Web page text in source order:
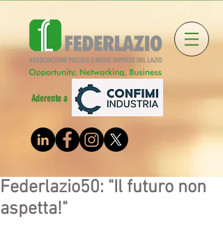
Aderente a
Federlazio50: "Il futuro non
aspetta!"